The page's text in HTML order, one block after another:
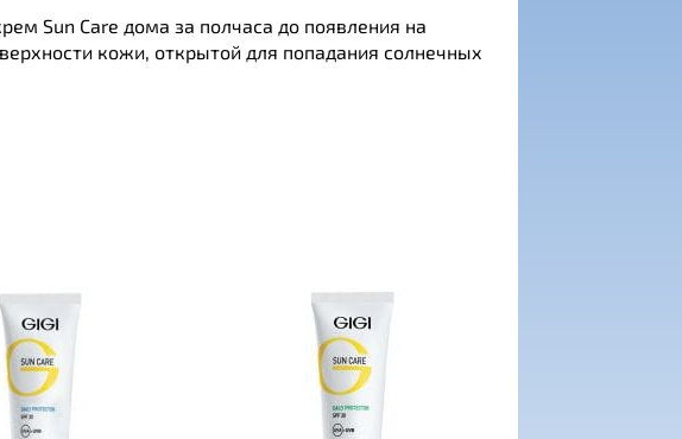
Sun Care дома за полчаса до появления на
кожи, открытой для попадания солнечных